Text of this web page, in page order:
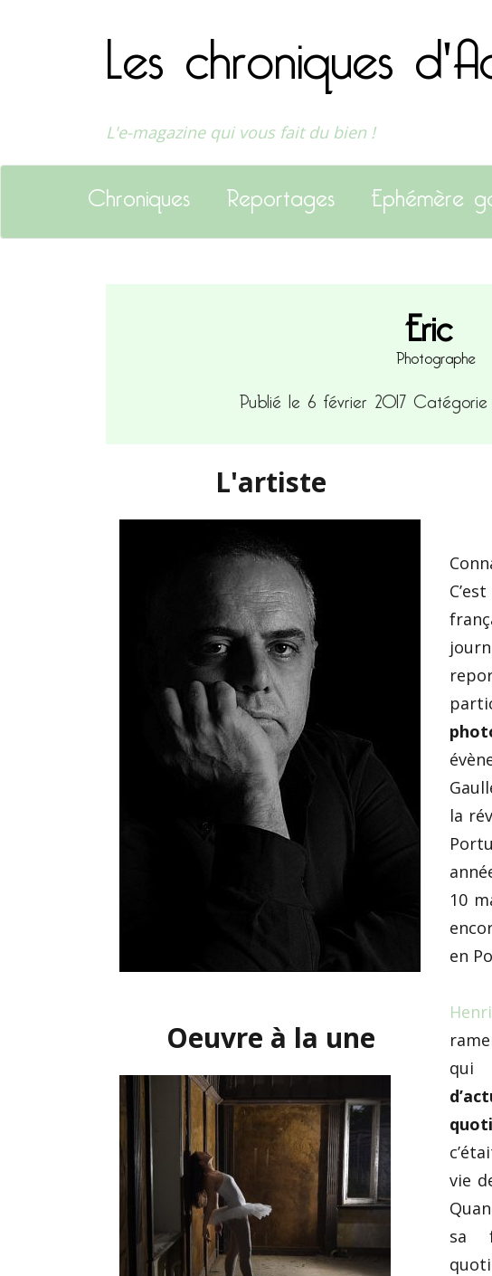
Les chroniques
L'e-magazine qui vous fait du bien !
Chroniques Reportages Ephémère
Eric
Photographe
Publié le 6 février 2017
L'artiste
Oeuvre à la une
la
10
en
qui
vie
sa